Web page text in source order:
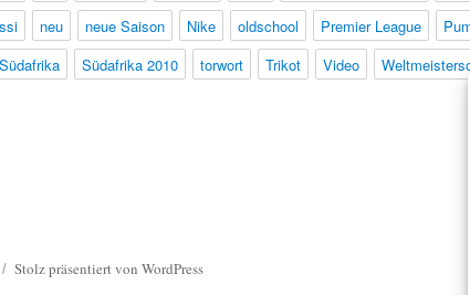
neu neue Saison Nike oldschool Premier League
Südafrika Südafrika 2010 torwort Trikot Video
Stolz präsentiert von WordPress